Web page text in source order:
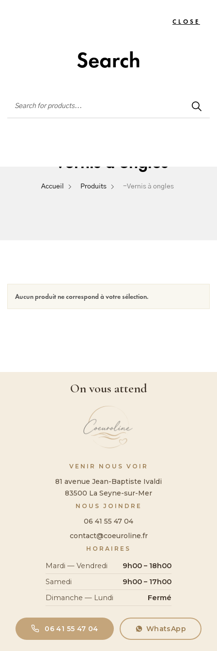
Search
CLOSE
-Vernis à ongles
Accueil Produits -Vernis à ongles
Aucun produit ne correspond à votre sélection.
On vous attend
VENIR NOUS VOIR
81 avenue Jean-Baptiste Ivaldi
83500 La Seyne-sur-Mer
NOUS JOINDRE
06 41 55 47 04
contact@coeuroline.fr
HORAIRES
Mardi — Vendredi
9h00 – 18h00
Samedi
9h00 – 17h00
Dimanche — Lundi
Fermé
06 41 55 47 04 WhatsApp